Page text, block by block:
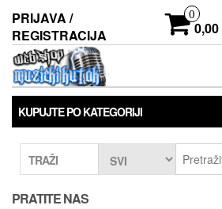
sadržaj
PRIJAVA /
REGISTRACIJA
0
KUPUJTE PO KATEGORIJI
TRAŽI
PRATITE NAS